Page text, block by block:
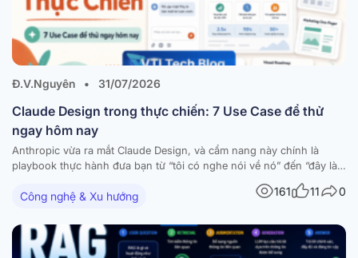
Đ.V.Nguyên • 31/07/2026
Claude Design trong thực chiến: 7 Use Case để thử
ngay hôm nay
Anthropic vừa ra mắt Claude Design, và cẩm nang này chính là
playbook thực hành đưa bạn từ “tôi có nghe nói về nó” đến “đây là
thứ tôi đã build được hôm nay”. Tài liệu tập hợp 7 workflow dùng-
được-ngay — mỗi workflow đi kèm hướng dẫn từng bước,…
Công nghệ & Xu hướng 161 11 0